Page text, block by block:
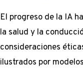
El progreso de la IA
la salud y la
consideraciones
ilustrados por